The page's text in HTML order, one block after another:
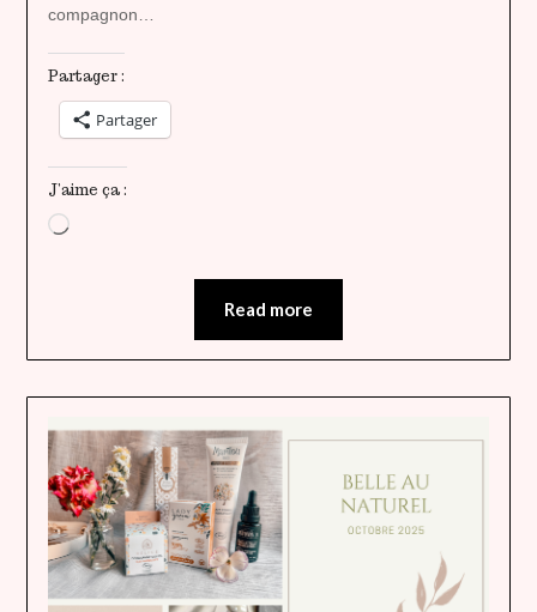
compagnon…
Partager :
Partager
J’aime ça :
Chargement…
Read more